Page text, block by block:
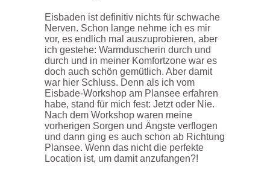
Eisbaden ist definitiv nichts für schwache
Nerven. Schon lange nehme ich es mir
vor, es endlich mal auszuprobieren, aber
ich gestehe: Warmduscherin durch und
durch und in meiner Komfortzone war es
doch auch schön gemütlich. Aber damit
war hier Schluss. Denn als ich vom
Eisbade-Workshop am Plansee erfahren
habe, stand für mich fest: Jetzt oder Nie.
Nach dem Workshop waren meine
vorherigen Sorgen und Ängste verflogen
und dann ging es auch schon ab Richtung
Plansee. Wenn das nicht die perfekte
Location ist, um damit anzufangen?!